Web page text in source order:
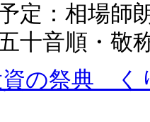
定：相場師
十音順・敬
の祭典 く